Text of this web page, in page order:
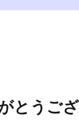
とうござ